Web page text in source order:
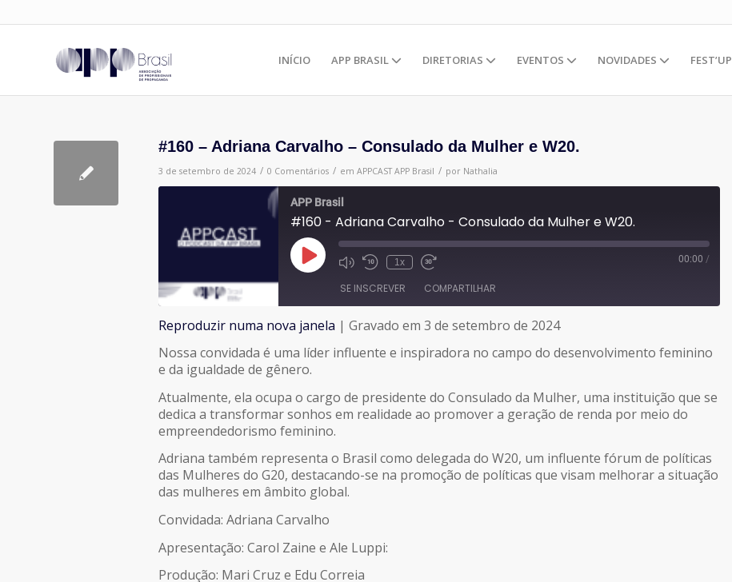
INÍCIO APP BRASIL DIRETORIAS EVENTOS NOVIDADES FEST’UP
#160 – Adriana Carvalho – Consulado da Mulher e W20.
3 de setembro de 2024 / 0 Comentários / em APPCAST APP Brasil / por Nathalia
APP Brasil
#160 - Adriana Carvalho - Consulado da Mulher e W20.
Reproduzir
episódio
1x 00:00 /
SE INSCREVER COMPARTILHAR
FEED RSS
LINK
INCORPORAR
Reproduzir numa nova janela | Gravado em 3 de setembro de 2024
Nossa convidada é uma líder influente e inspiradora no campo do desenvolvimento feminino
e da igualdade de gênero.
Atualmente, ela ocupa o cargo de presidente do Consulado da Mulher, uma instituição que se
dedica a transformar sonhos em realidade ao promover a geração de renda por meio do
empreendedorismo feminino.
Adriana também representa o Brasil como delegada do W20, um influente fórum de políticas
das Mulheres do G20, destacando-se na promoção de políticas que visam melhorar a situação
das mulheres em âmbito global.
Convidada: Adriana Carvalho
Apresentação: Carol Zaine e Ale Luppi:
Produção: Mari Cruz e Edu Correia